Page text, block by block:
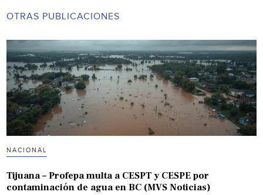
OTRAS PUBLICACIONES
NACIONAL
Tijuana – Profepa multa a CESPT y CESPE por
contaminación de agua en BC (MVS Noticias)